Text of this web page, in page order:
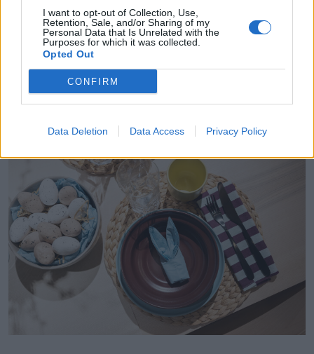
I want to opt-out of Collection, Use,
Retention, Sale, and/or Sharing of my
Personal Data that Is Unrelated with the
Purposes for which it was collected.
Opted Out
CONFIRM
Data Deletion Data Access Privacy Policy
"Tekstils spēlē ļoti svarīgu lomu. Salocītu auduma
salveti var apsiet ar auklu un piestiprināt klāt zariņu,
plaukstošu pumpuru vai krāsotu olu. Ierastās
salvetes vietā var izmantot pat krāsainu virtuves
dvieli. Ar šādām niansēm galda klājums ir ne vien
pārdomāts, bet arī praktisks," skaidro interjera
dizainers.